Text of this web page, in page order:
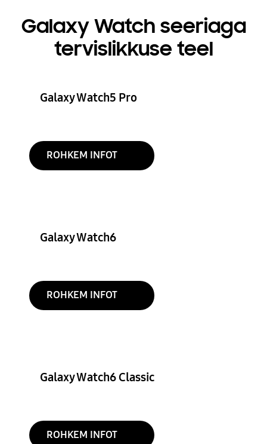
Galaxy Watch seeriaga
tervislikkuse teel
Galaxy Watch5 Pro
ROHKEM INFOT
Galaxy Watch6
ROHKEM INFOT
Galaxy Watch6 Classic
ROHKEM INFOT